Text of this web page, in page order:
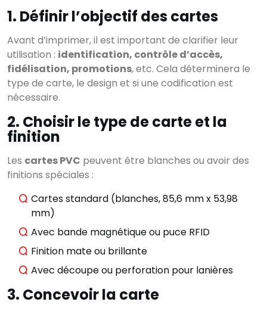
1. Définir l’objectif des cartes
Avant d’imprimer, il est important de clarifier leur
utilisation : identification, contrôle d’accès,
fidélisation, promotions, etc. Cela déterminera le
type de carte, le design et si une codification est
nécessaire.
2. Choisir le type de carte et la
finition
Les cartes PVC peuvent être blanches ou avoir des
finitions spéciales :
Cartes standard (blanches, 85,6 mm x 53,98
mm)
Avec bande magnétique ou puce RFID
Finition mate ou brillante
Avec découpe ou perforation pour lanières
3. Concevoir la carte